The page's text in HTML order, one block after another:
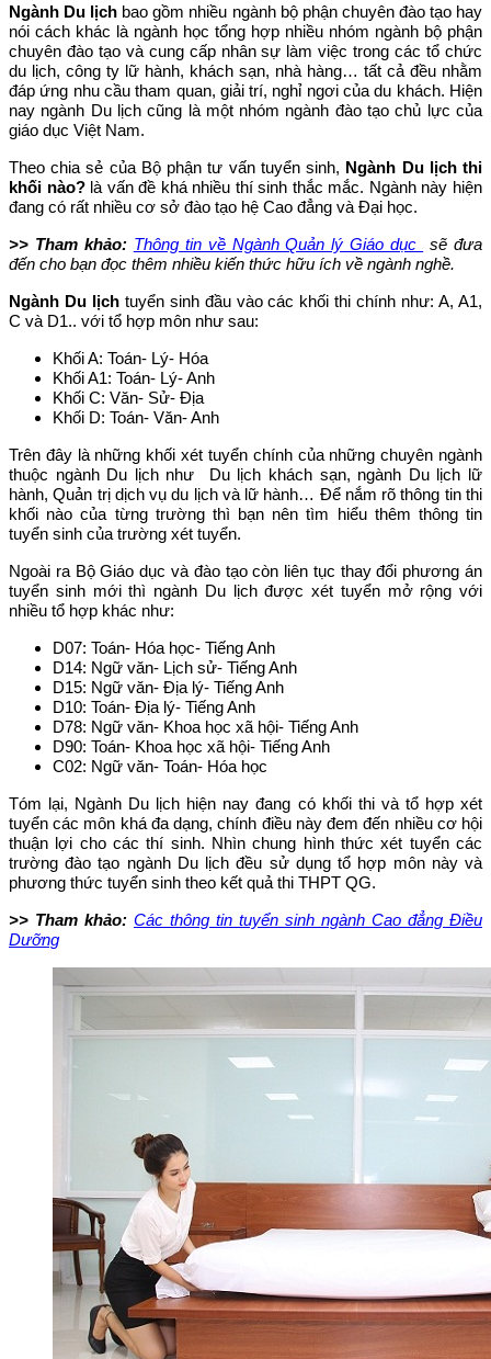
Ngành Du lịch bao gồm nhiều ngành bộ phận chuyên đào tạo hay
nói cách khác là ngành học tổng hợp nhiều nhóm ngành bộ phận
chuyên đào tạo và cung cấp nhân sự làm việc trong các tổ chức
du lịch, công ty lữ hành, khách sạn, nhà hàng… tất cả đều nhằm
đáp ứng nhu cầu tham quan, giải trí, nghỉ ngơi của du khách. Hiện
nay ngành Du lịch cũng là một nhóm ngành đào tạo chủ lực của
giáo dục Việt Nam.
Theo chia sẻ của Bộ phận tư vấn tuyển sinh, Ngành Du lịch thi
khối nào?là vấn đề khá nhiều thí sinh thắc mắc. Ngành này hiện
đang có rất nhiều cơ sở đào tạo hệ Cao đẳng và Đại học.
>> Tham khảo: Thông tin về Ngành Quản lý Giáo dục
sẽ đưa
đến cho bạn đọc thêm nhiều kiến thức hữu ích về ngành nghề.
Ngành Du lịchtuyển sinh đầu vào các khối thi chính như: A, A1,
C và D1.. với tổ hợp môn như sau:
Khối A: Toán- Lý- Hóa
Khối A1: Toán- Lý- Anh
Khối C: Văn- Sử- Địa
Khối D: Toán- Văn- Anh
Trên đây là những khối xét tuyển chính của những chuyên ngành
thuộc ngành Du lịch như Du lịch khách sạn, ngành Du lịch lữ
hành, Quản trị dịch vụ du lịch và lữ hành… Để nắm rõ thông tin thi
khối nào của từng trường thì bạn nên tìm hiểu thêm thông tin
tuyển sinh của trường xét tuyển.
Ngoài ra Bộ Giáo dục và đào tạo còn liên tục thay đổi phương án
tuyển sinh mới thì ngành Du lịch được xét tuyển mở rộng với
nhiều tổ hợp khác như:
D07: Toán- Hóa học- Tiếng Anh
D14: Ngữ văn- Lịch sử- Tiếng Anh
D15: Ngữ văn- Địa lý- Tiếng Anh
D10: Toán- Địa lý- Tiếng Anh
D78: Ngữ văn- Khoa học xã hội- Tiếng Anh
D90: Toán- Khoa học xã hội- Tiếng Anh
C02: Ngữ văn- Toán- Hóa học
Tóm lại, Ngành Du lịch hiện nay đang có khối thi và tổ hợp xét
tuyển các môn khá đa dạng, chính điều này đem đến nhiều cơ hội
thuận lợi cho các thí sinh. Nhìn chung hình thức xét tuyển các
trường đào tạo ngành Du lịch đều sử dụng tổ hợp môn này và
phương thức tuyển sinh theo kết quả thi THPT QG.
>> Tham khảo: Các thông tin tuyển sinh ngành Cao đẳng Điều
Dưỡng